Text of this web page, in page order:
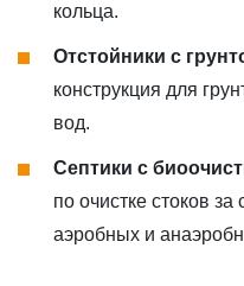
кольца.
Отстойники с
конструкция для
вод.
Септики с
по очистке стоков за
аэробных и